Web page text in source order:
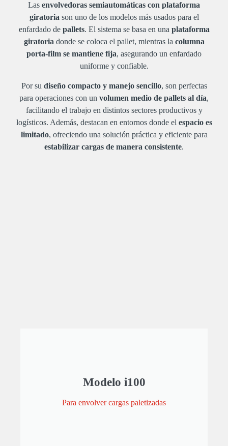
Las envolvedoras semiautomáticas con plataforma
giratoria son uno de los modelos más usados para el
enfardado de pallets. El sistema se basa en una plataforma
giratoria donde se coloca el pallet, mientras la columna
porta-film se mantiene fija, asegurando un enfardado
uniforme y confiable.
Por su diseño compacto y manejo sencillo, son perfectas
para operaciones con un volumen medio de pallets al día,
facilitando el trabajo en distintos sectores productivos y
logísticos. Además, destacan en entornos donde el espacio es
limitado, ofreciendo una solución práctica y eficiente para
estabilizar cargas de manera consistente.
Modelo i100
Para envolver cargas paletizadas